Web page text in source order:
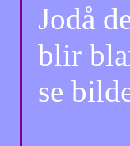
Jodå
blir
se